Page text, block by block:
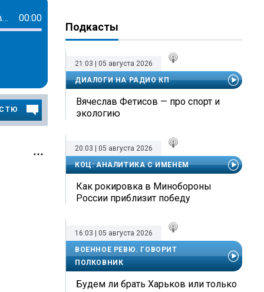
Против троих российских хоккеистов возбудили уголовные дела за покупку военных билетов 00:00
Подкасты
21:03 | 05 августа 2026
ДИАЛОГИ НА РАДИО КП
Вячеслав Фетисов — про спорт и
экологию
20:03 | 05 августа 2026
КОЦ: АНАЛИТИКА С ИМЕНЕМ
Как рокировка в Минобороны
России приблизит победу
16:03 | 05 августа 2026
ВОЕННОЕ РЕВЮ. ГОВОРИТ
ПОЛКОВНИК
Будем ли брать Харьков или только